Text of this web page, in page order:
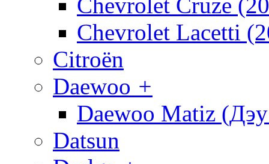
Chevrolet Lacetti
Citroën
Daewoo +
Daewoo Matiz
Datsun